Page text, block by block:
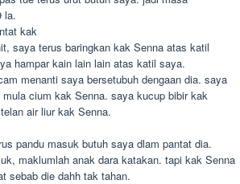
la.
kak
saya terus baringkan kak Senna atas katil
hampar kain lain lain atas katil saya.
menanti saya bersetubuh dengaan dia. saya
cium kak Senna. saya kucup bibir kak
air liur kak Senna.
pandu masuk butuh saya dlam pantat dia.
maklumlah anak dara katakan. tapi kak Senna
sebab die dahh tak tahan.